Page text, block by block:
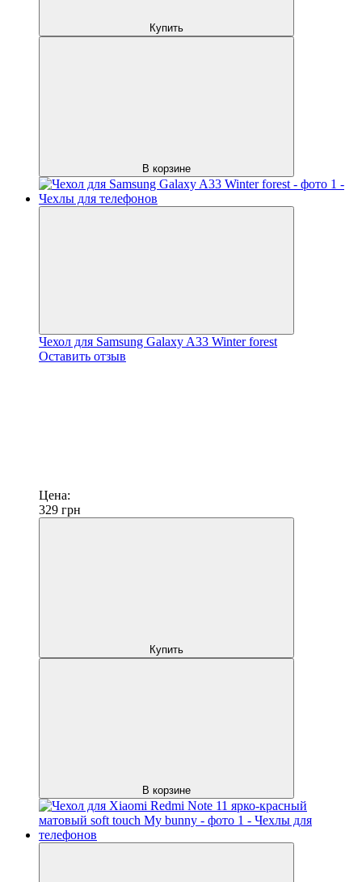
Купить
В корзине
Чехол для Samsung Galaxy A33 Winter forest
Оставить отзыв
Цена:
329 грн
Купить
В корзине